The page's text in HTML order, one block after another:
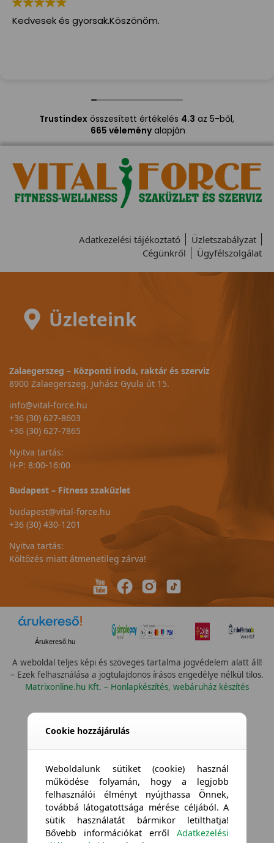
Kedvesek és gyorsak.Köszönöm.
Trustindexösszesített értékelés 4.3 az 5-ből,
665 véleményalapján
Adatkezelési tájékoztató
Üzletszabályzat
Cégünkről
Ügyfélszolgálat
Üzleteink
Zalaegerszeg – Központi iroda, raktár és szerviz
8900 Zalaegerszeg, Juhász Gyula út 15.
info@vital-force.hu
+36 (30) 627-8603
+36 (30) 627-7865
Nyitva tartás:
H-P: 8:00-16:00
Budapest – Fitness szaküzlet
budapest@vital-force.hu
+36 (30) 430-1201
Nyitva tartás:
Költözés miatt átmenetileg zárva!
Árukereső.hu
A weboldal teljes képi és szöveges tartalma jogvédelem alatt áll!
– Ezek felhasználása a jogtulajdonos írásos engedélye nélkül tilos.
Matrixonline.hu Kft. – Honlapkészítés, webáruház készítés
Cookie hozzájárulás
Weboldalunk sütiket (cookie) használ
működése folyamán, hogy a legjobb
felhasználói élményt nyújthassa Önnek,
továbbá látogatottsága mérése céljából. A
sütik használatát bármikor letilthatja!
Bővebb információkat errőlAdatkezelési